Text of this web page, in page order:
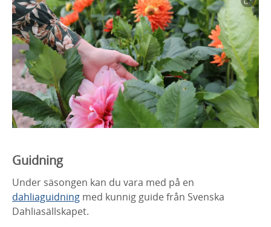
Guidning
Under säsongen kan du vara med på en
dahliaguidning med kunnig guide från Svenska
Dahliasällskapet.